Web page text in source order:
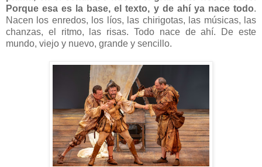
Porque esa es la base, el texto, y de ahí ya nace todo.
Nacen los enredos, los líos, las chirigotas, las músicas, las
chanzas, el ritmo, las risas. Todo nace de ahí. De este
mundo, viejo y nuevo, grande y sencillo.